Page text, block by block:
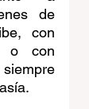
de
con
o con